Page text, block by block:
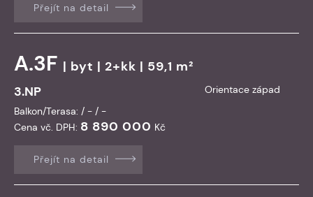
Přejít na detail
A.3F | byt | 2+kk | 59,1 m²
3.NP
Orientace západ
Balkon/Terasa: / - / -
Cena vč. DPH: 8 890 000 Kč
Přejít na detail